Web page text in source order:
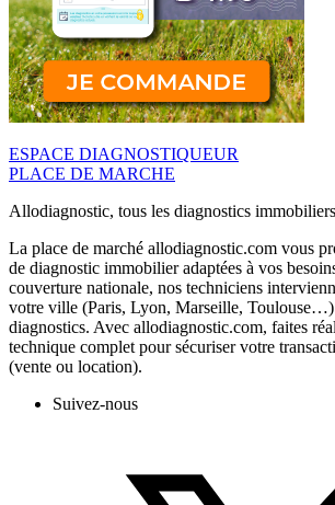
ESPACE DIAGNOSTIQUEUR
PLACE DE MARCHE
Allodiagnostic, tous les diagnostics
La place de marché allodiagnostic.com vous
de diagnostic immobilier adaptées à vos
couverture nationale, nos techniciens
votre ville (Paris, Lyon, Marseille, Toulouse…)
diagnostics. Avec allodiagnostic.com, faites
technique complet pour sécuriser votre
(vente ou location).
Suivez-nous